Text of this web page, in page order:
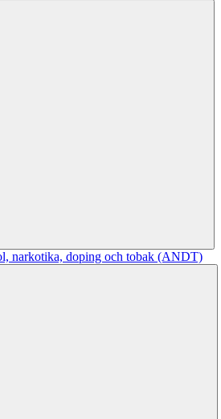
narkotika, doping och tobak (ANDT)